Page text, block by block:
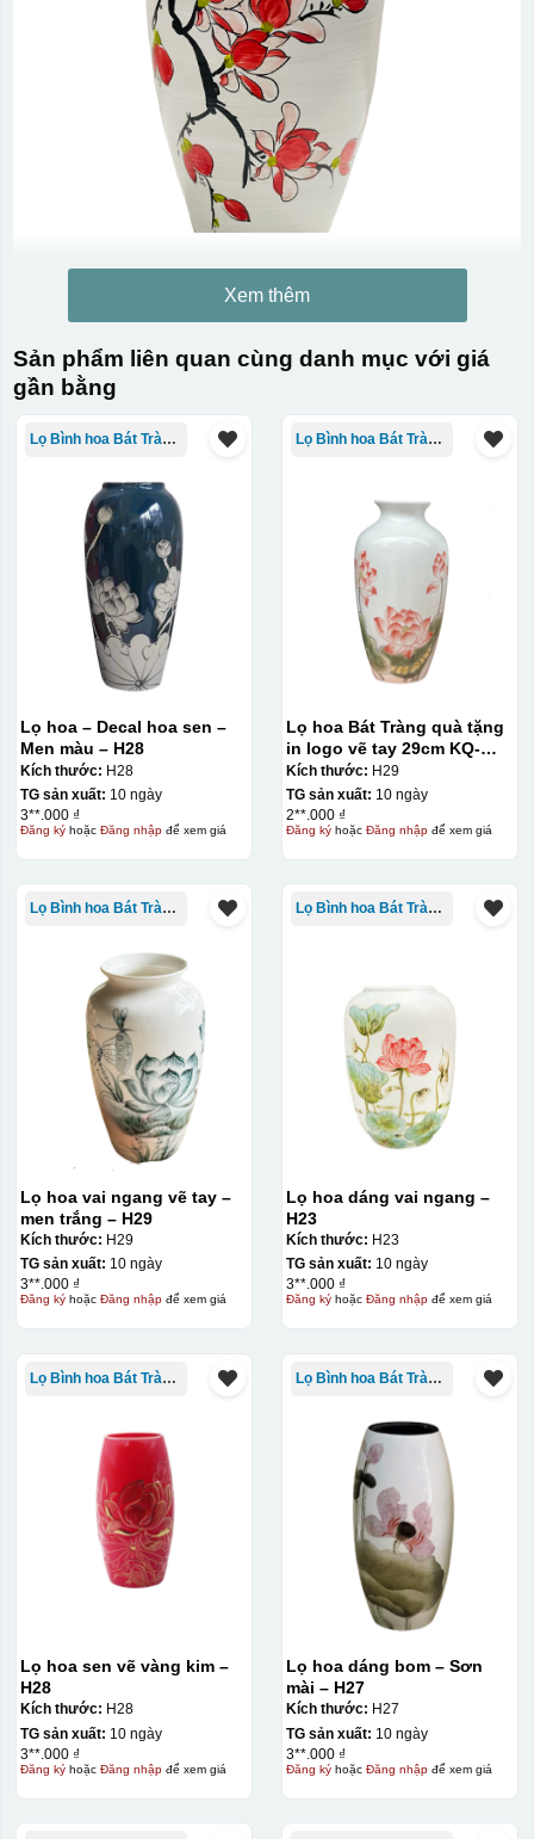
Xem thêm
Sản phẩm liên quan cùng danh mục với giá
gần bằng
Lọ Bình hoa Bát Tràng in logo
Lọ hoa – Decal hoa sen –
Men màu – H28
Kích thước: H28
TG sản xuất: 10 ngày
3**.000 ₫
Đăng kýhoặc Đăng nhậpđể xem giá
Lọ Bình hoa Bát Tràng in logo
Lọ hoa Bát Tràng quà tặng
in logo vẽ tay 29cm KQ-
LH01
Kích thước: H29
TG sản xuất: 10 ngày
2**.000 ₫
Đăng kýhoặc Đăng nhậpđể xem giá
Lọ Bình hoa Bát Tràng in logo
Lọ hoa vai ngang vẽ tay –
men trắng – H29
Kích thước: H29
TG sản xuất: 10 ngày
3**.000 ₫
Đăng kýhoặc Đăng nhậpđể xem giá
Lọ Bình hoa Bát Tràng in logo
Lọ hoa dáng vai ngang –
H23
Kích thước: H23
TG sản xuất: 10 ngày
3**.000 ₫
Đăng kýhoặc Đăng nhậpđể xem giá
Lọ Bình hoa Bát Tràng in logo
Lọ hoa sen vẽ vàng kim –
H28
Kích thước: H28
TG sản xuất: 10 ngày
3**.000 ₫
Đăng kýhoặc Đăng nhậpđể xem giá
Lọ Bình hoa Bát Tràng in logo
Lọ hoa dáng bom – Sơn
mài – H27
Kích thước: H27
TG sản xuất: 10 ngày
3**.000 ₫
Đăng kýhoặc Đăng nhậpđể xem giá